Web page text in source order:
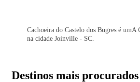
Cachoeira do Castelo dos Bugres é umA
na cidade Joinville - SC.
Destinos mais procurados